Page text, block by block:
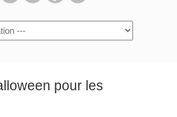
pour les